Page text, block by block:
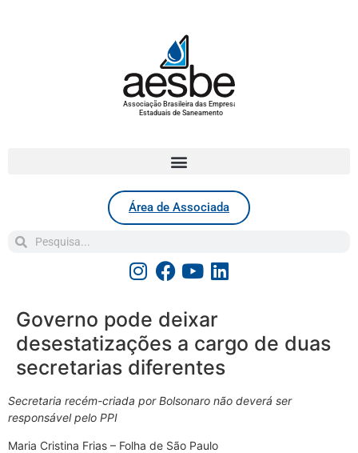
Associação Brasileira das Empresas
Estaduais de Saneamento
Área de Associada
Governo pode deixar
desestatizações a cargo de duas
secretarias diferentes
Secretaria recém-criada por Bolsonaro não deverá ser
responsável pelo PPI
Maria Cristina Frias – Folha de São Paulo